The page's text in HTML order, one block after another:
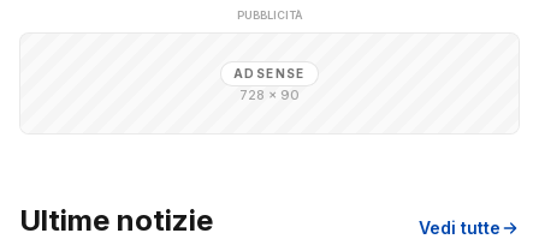
PUBBLICITÀ
ADSENSE
728 × 90
Ultime notizie Vedi tutte